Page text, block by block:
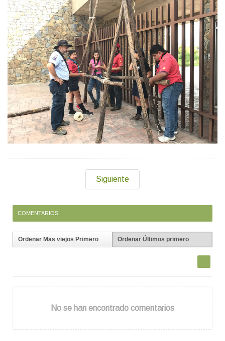
Siguiente
COMENTARIOS
Ordenar Mas viejos Primero Ordenar Últimos primero
No se han encontrado comentarios